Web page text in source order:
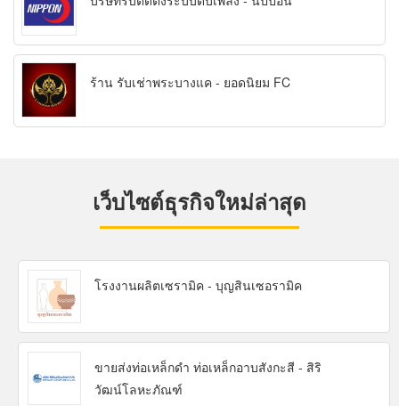
ร้าน รับเช่าพระบางแค - ยอดนิยม FC
เว็บไซต์ธุรกิจใหม่ล่าสุด
โรงงานผลิตเซรามิค - บุญสินเซอรามิค
ขายส่งท่อเหล็กดำ ท่อเหล็กอาบสังกะสี - สิริ
วัฒน์โลหะภัณฑ์